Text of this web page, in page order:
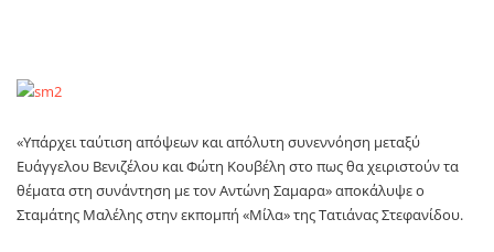
«Υπάρχει ταύτιση απόψεων και απόλυτη συνεννόηση μεταξύ
Ευάγγελου Βενιζέλου και Φώτη Κουβέλη στο πως θα χειριστούν τα
θέματα στη συνάντηση με τον Αντώνη Σαμαρα» αποκάλυψε ο
Σταμάτης Μαλέλης στην εκπομπή «Μίλα» της Τατιάνας Στεφανίδου.